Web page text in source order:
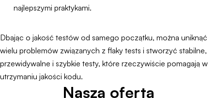
najlepszymi praktykami.
Dbając o jakość testów od samego początku, można uniknąć
wielu problemów związanych z flaky tests i stworzyć stabilne,
przewidywalne i szybkie testy, które rzeczywiście pomagają w
utrzymaniu jakości kodu.
Nasza oferta